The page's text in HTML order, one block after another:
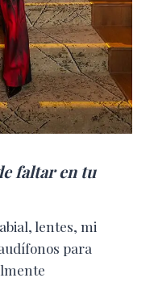
faltar en tu
lentes, mi
para